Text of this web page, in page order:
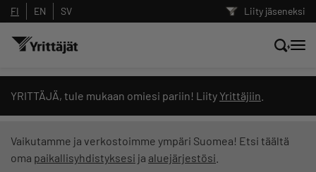
Liity jäseneksi
FI EN SV
YRITTÄJÄ, tule mukaan omiesi pariin! Liity Yrittäjiin
Vaikutamme ja verkostoimme ympäri Suomea! Etsi täältä
oma paikallisyhdistyksesi ja aluejärjestösi
Hae sivustolta tai kysy suoraan
Yrittäjien tekoälyltä